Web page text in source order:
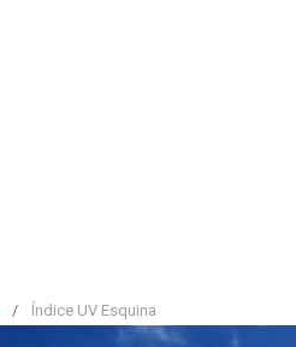
/ Índice UV Esquina